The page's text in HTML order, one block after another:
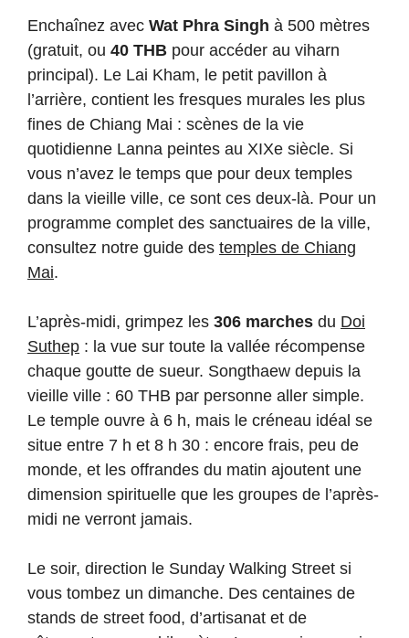
Enchaînez avec Wat Phra Singh à 500 mètres
(gratuit, ou 40 THB pour accéder au viharn
principal). Le Lai Kham, le petit pavillon à
l’arrière, contient les fresques murales les plus
fines de Chiang Mai : scènes de la vie
quotidienne Lanna peintes au XIXe siècle. Si
vous n’avez le temps que pour deux temples
dans la vieille ville, ce sont ces deux-là. Pour un
programme complet des sanctuaires de la ville,
consultez notre guide des temples de Chiang
Mai.
L’après-midi, grimpez les 306 marches du Doi
Suthep : la vue sur toute la vallée récompense
chaque goutte de sueur. Songthaew depuis la
vieille ville : 60 THB par personne aller simple.
Le temple ouvre à 6 h, mais le créneau idéal se
situe entre 7 h et 8 h 30 : encore frais, peu de
monde, et les offrandes du matin ajoutent une
dimension spirituelle que les groupes de l’après-
midi ne verront jamais.
Le soir, direction le Sunday Walking Street si
vous tombez un dimanche. Des centaines de
stands de street food, d’artisanat et de